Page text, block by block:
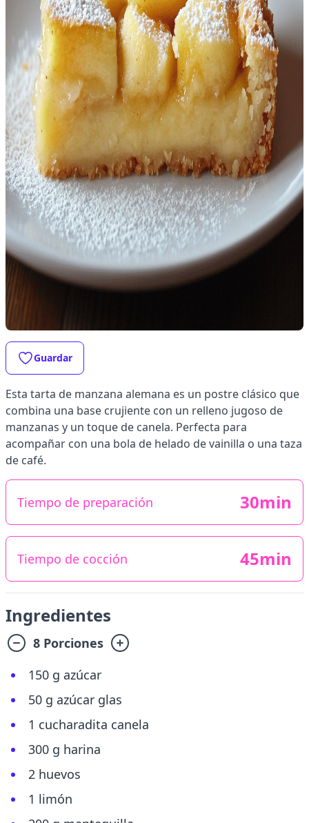
Guardar
Esta tarta de manzana alemana es un postre clásico que
combina una base crujiente con un relleno jugoso de
manzanas y un toque de canela. Perfecta para
acompañar con una bola de helado de vainilla o una taza
de café.
Tiempo de preparación 30min
Tiempo de cocción 45min
Ingredientes
8 Porciones
150 g azúcar
50 g azúcar glas
1 cucharadita canela
300 g harina
2 huevos
1 limón